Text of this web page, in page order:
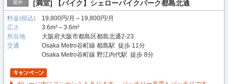
屋外 [満室] 【バイク】シェローバイクパーク都島北通
料金(税込)
19,800円/月～19,800円/月
広さ
3.6m²～3.6m²
所在地
大阪府大阪市都島区都島北通2-23
交通
Osaka Metro谷町線 都島駅 徒歩 11分
Osaka Metro谷町線 野江内代駅 徒歩 8分